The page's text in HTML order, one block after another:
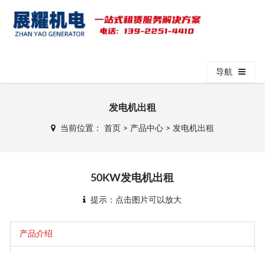
导航
发电机出租
当前位置： 首页 > 产品中心> 发电机出租
50KW发电机出租
提示：点击图片可以放大
产品介绍